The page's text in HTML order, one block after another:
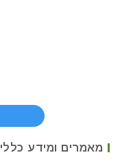
מאמרים ומידע כללי